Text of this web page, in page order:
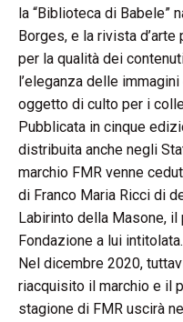
la “Biblioteca di Babele”
Borges, e la rivista d’arte
per la qualità dei
l’eleganza delle
oggetto di culto per i
Pubblicata in cinque
distribuita anche negli
marchio FMR venne
di Franco Maria Ricci di
Labirinto della Masone, il
Fondazione a lui intitolata.
Nel dicembre 2020,
riacquisito il marchio e il
stagione di FMR uscirà